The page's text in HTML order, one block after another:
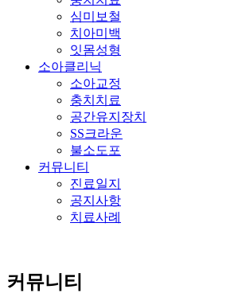
심미보철
치아미백
잇몸성형
소아클리닉
소아교정
충치치료
공간유지장치
SS크라운
불소도포
커뮤니티
진료일지
공지사항
치료사례
커뮤니티